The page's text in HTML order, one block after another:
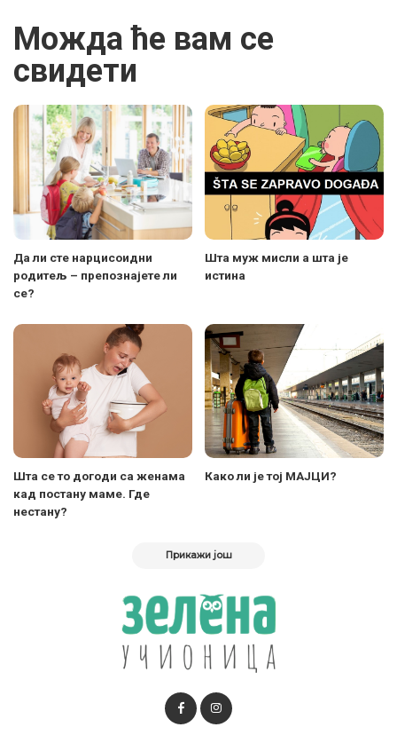
Можда ће вам се
свидети
Да ли сте нарцисоидни
родитељ – препознајете ли
се?
Шта муж мисли а шта је
истина
Шта се то догоди са женама
кад постану маме. Где
нестану?
Како ли је тој МАЈЦИ?
Прикажи још